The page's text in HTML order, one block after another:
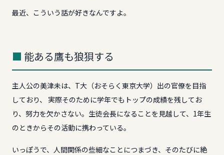
最近、こういう話が好きなんですよ。
能ある鷹も狼狽する
主人公の美津未は、T大（おそらく東京大学）出の官僚を目指
しており、 実際そのために学年でもトップの成績を残してお
り、努力を欠かさない。生徒会長になることを見越して、1年生
のときからその活動に携わっている。
いっぽうで、人間関係の些細なことにつまづき、そのたびに絶